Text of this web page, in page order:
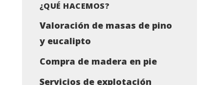
¿QUÉ HACEMOS?
Valoración de masas de pino
y eucalipto
Compra de madera en pie
Servicios de explotación